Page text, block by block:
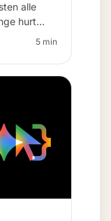
alle
hurt…
5 min